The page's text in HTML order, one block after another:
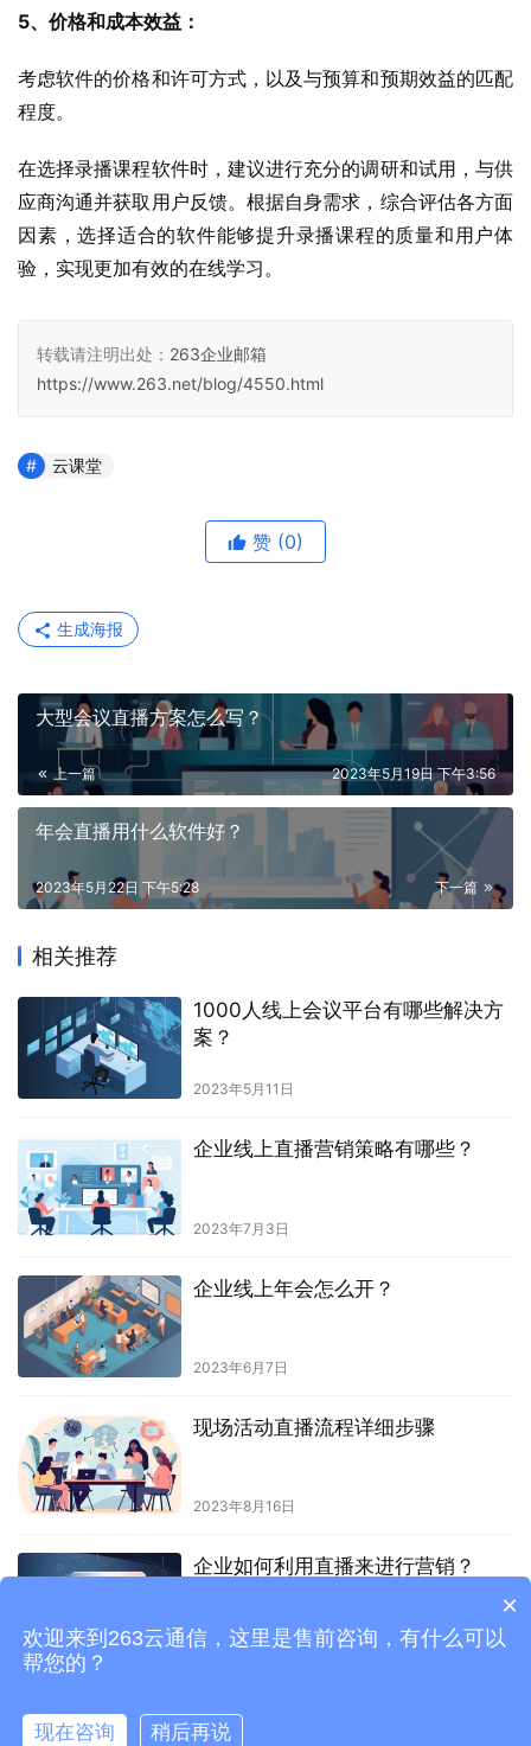
5、价格和成本效益：
考虑软件的价格和许可方式，以及与预算和预期效益的匹配
程度。
在选择录播课程软件时，建议进行充分的调研和试用，与供
应商沟通并获取用户反馈。根据自身需求，综合评估各方面
因素，选择适合的软件能够提升录播课程的质量和用户体
验，实现更加有效的在线学习。
转载请注明出处： 263企业邮箱
https://www.263.net/blog/4550.html
云课堂
赞 (0)
生成海报
大型会议直播方案怎么写？
上一篇 2023年5月19日 下午3:56
年会直播用什么软件好？
下一篇
2023年5月22日 下午5:28
相关推荐
1000人线上会议平台有哪些解决方
案？
2023年5月11日
企业线上直播营销策略有哪些？
2023年7月3日
企业线上年会怎么开？
2023年6月7日
现场活动直播流程详细步骤
2023年8月16日
企业如何利用直播来进行营销？
2023年6月29日
×
欢迎来到263云通信，这里是售前咨询，有什么可以
帮您的？
现在咨询 稍后再说